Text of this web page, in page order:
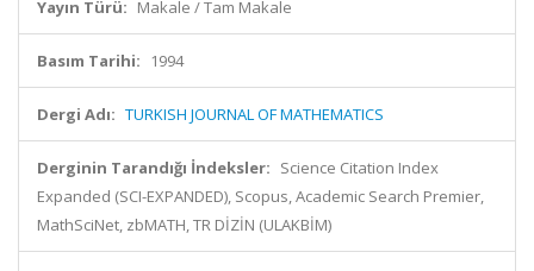
Yayın Türü: Makale / Tam Makale
Basım Tarihi: 1994
Dergi Adı: TURKISH JOURNAL OF MATHEMATICS
Derginin Tarandığı İndeksler: Science Citation Index
Expanded (SCI-EXPANDED), Scopus, Academic Search Premier,
MathSciNet, zbMATH, TR DİZİN (ULAKBİM)